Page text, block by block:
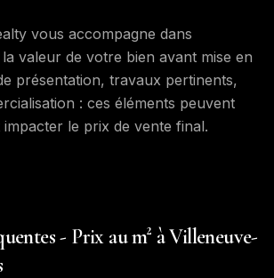
vous accompagne dans
valeur de votre bien avant mise en
présentation, travaux pertinents,
: ces éléments peuvent
impacter le prix de vente final.
- Prix au m² à Villeneuve-